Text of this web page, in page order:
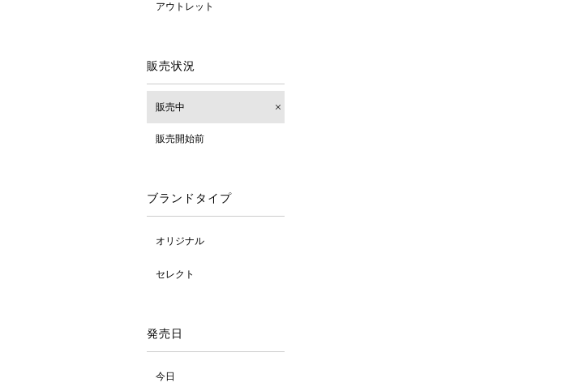
アウトレット
販売状況
販売中
販売開始前
ブランドタイプ
オリジナル
セレクト
発売日
今日